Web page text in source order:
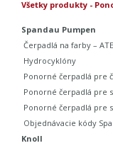
Všetky produkty -
Spandau Pumpen
Čerpadlá na farby –
Hydrocyklóny
Ponorné čerpadlá pre
Ponorné čerpadlá pre
Ponorné čerpadlá pre
Objednávacie kódy
Knoll